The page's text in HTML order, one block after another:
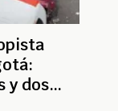
y dos